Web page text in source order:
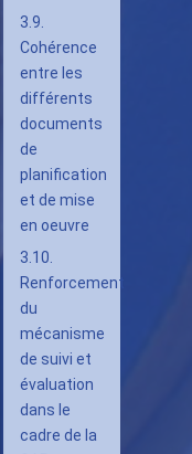
3.9.
Cohérence
entre les
différents
documents
de
planification
et de mise
en oeuvre
3.10.
Renforcement
du
mécanisme
de suivi et
évaluation
dans le
cadre de la